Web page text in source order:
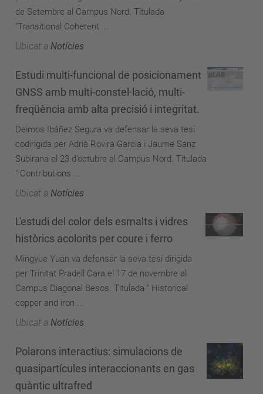
de Setembre al Campus Nord. Titulada
"Transitional Coherent ...
Ubicat a Notícies
Estudi multi-funcional de posicionament
GNSS amb multi-constel·lació, multi-
freqüència amb alta precisió i integritat.
Deimos Ibáñez Segura va defensar la seva tesi
codirigida per Adrià Rovira Garcia i Jaume Sanz
Subirana el 23 d’octubre al Campus Nord. Titulada
" Contributions ...
Ubicat a Notícies
L'estudi del color dels esmalts i vidres
històrics acolorits per coure i ferro
Mingyue Yuan va defensar la seva tesi dirigida
per Trinitat Pradell Cara el 17 de novembre al
Campus Diagonal Besos. Titulada " Historical
copper and iron ...
Ubicat a Notícies
Polarons interactius: simulacions de
quasipartícules interaccionants en gas
quàntic ultrafred